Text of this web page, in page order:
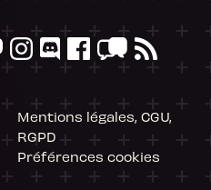
Mentions légales, CGU,
RGPD
Préférences cookies